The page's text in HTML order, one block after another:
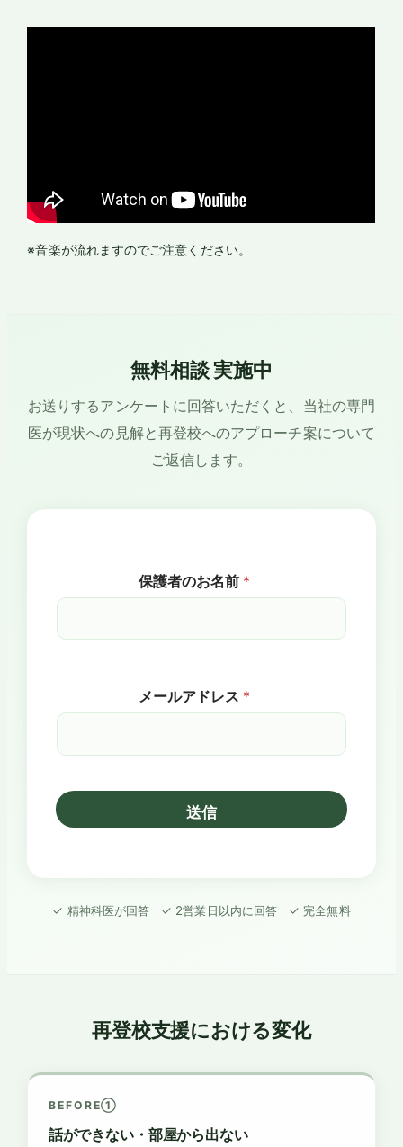
※音楽が流れますのでご注意ください。
無料相談 実施中
お送りするアンケートに回答いただくと、当社の専門
医が現状への見解と再登校へのアプローチ案について
ご返信します。
前 保護者のお名
前
保護者のお名前 *
メールアドレス *
送信
✓ 精神科医が回答 ✓ 2営業日以内に回答 ✓ 完全無料
再登校支援における変化
BEFORE①
話ができない・部屋から出ない